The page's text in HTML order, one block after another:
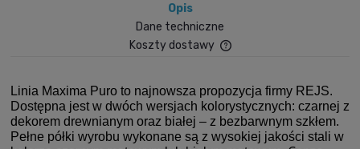
Opis
Dane techniczne
Koszty dostawy
Linia Maxima Puro to najnowsza propozycja firmy REJS.
Dostępna jest w dwóch wersjach kolorystycznych: czarnej z
dekorem drewnianym oraz białej – z bezbarwnym szkłem.
Pełne półki wyrobu wykonane są z wysokiej jakości stali w